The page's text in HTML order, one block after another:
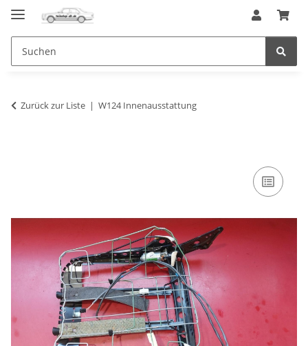
Zurück zur Liste W124 Innenausstattung